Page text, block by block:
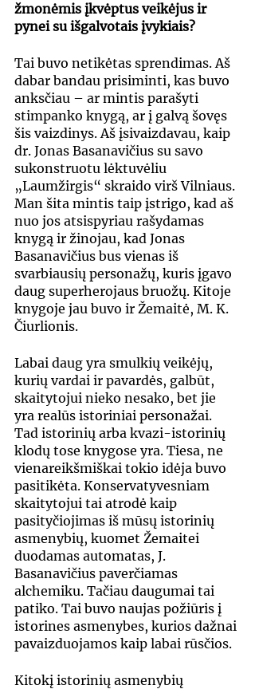
žmonėmis įkvėptus veikėjus ir
pynei su išgalvotais įvykiais?
Tai buvo netikėtas sprendimas. Aš
dabar bandau prisiminti, kas buvo
anksčiau – ar mintis parašyti
stimpanko knygą, ar į galvą šovęs
šis vaizdinys. Aš įsivaizdavau, kaip
dr. Jonas Basanavičius su savo
sukonstruotu lėktuvėliu
„Laumžirgis“ skraido virš Vilniaus.
Man šita mintis taip įstrigo, kad aš
nuo jos atsispyriau rašydamas
knygą ir žinojau, kad Jonas
Basanavičius bus vienas iš
svarbiausių personažų, kuris įgavo
daug superherojaus bruožų. Kitoje
knygoje jau buvo ir Žemaitė, M. K.
Čiurlionis.
Labai daug yra smulkių veikėjų,
kurių vardai ir pavardės, galbūt,
skaitytojui nieko nesako, bet jie
yra realūs istoriniai personažai.
Tad istorinių arba kvazi-istorinių
klodų tose knygose yra. Tiesa, ne
vienareikšmiškai tokio idėja buvo
pasitikėta. Konservatyvesniam
skaitytojui tai atrodė kaip
pasityčiojimas iš mūsų istorinių
asmenybių, kuomet Žemaitei
duodamas automatas, J.
Basanavičius paverčiamas
alchemiku. Tačiau daugumai tai
patiko. Tai buvo naujas požiūris į
istorines asmenybes, kurios dažnai
pavaizduojamos kaip labai rūsčios.
Kitokį istorinių asmenybių